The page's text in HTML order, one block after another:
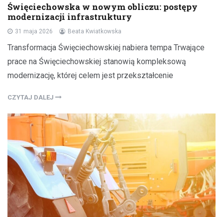
Święciechowska w nowym obliczu: postępy
modernizacji infrastruktury
31 maja 2026 Beata Kwiatkowska
Transformacja Święciechowskiej nabiera tempa Trwające
prace na Święciechowskiej stanowią kompleksową
modernizację, której celem jest przekształcenie
CZYTAJ DALEJ